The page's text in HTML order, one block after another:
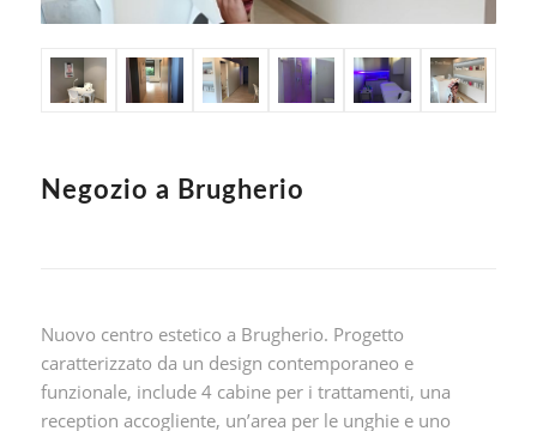
Negozio a Brugherio
Nuovo centro estetico a Brugherio. Progetto
caratterizzato da un design contemporaneo e
funzionale, include 4 cabine per i trattamenti, una
reception accogliente, un’area per le unghie e uno